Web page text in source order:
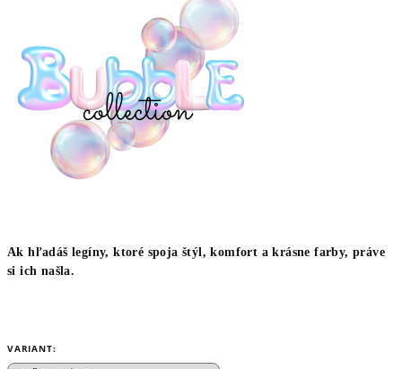
Ak hľadáš legíny, ktoré spoja štýl, komfort a krásne farby, práve
si ich našla.
VARIANT: